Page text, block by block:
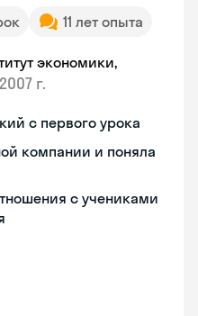
11 лет опыта
экономики,
2007 г.
с первого урока
компании и поняла
с учениками